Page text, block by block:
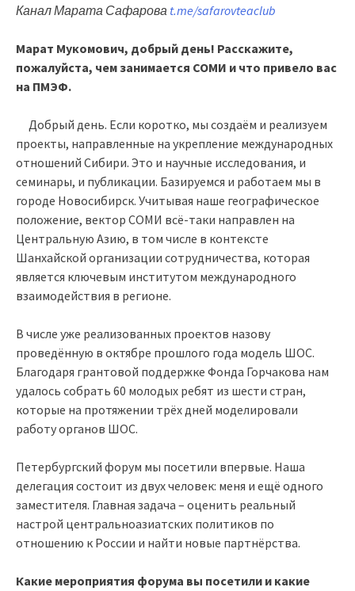
Канал Марата Сафарова t.me/safarovteaclub
Марат Мукомович, добрый день! Расскажите,
пожалуйста, чем занимается СОМИ и что привело вас
на ПМЭФ.
Добрый день. Если коротко, мы создаём и реализуем
проекты, направленные на укрепление международных
отношений Сибири. Это и научные исследования, и
семинары, и публикации. Базируемся и работаем мы в
городе Новосибирск. Учитывая наше географическое
положение, вектор СОМИ всё-таки направлен на
Центральную Азию, в том числе в контексте
Шанхайской организации сотрудничества, которая
является ключевым институтом международного
взаимодействия в регионе.
В числе уже реализованных проектов назову
проведённую в октябре прошлого года модель ШОС.
Благодаря грантовой поддержке Фонда Горчакова нам
удалось собрать 60 молодых ребят из шести стран,
которые на протяжении трёх дней моделировали
работу органов ШОС.
Петербургский форум мы посетили впервые. Наша
делегация состоит из двух человек: меня и ещё одного
заместителя. Главная задача – оценить реальный
настрой центральноазиатских политиков по
отношению к России и найти новые партнёрства.
Какие мероприятия форума вы посетили и какие